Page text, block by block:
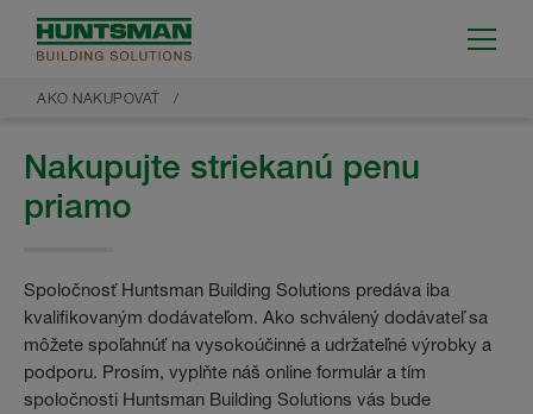
AKO NAKUPOVAŤ
Nakupujte striekanú penu
priamo
Spoločnosť Huntsman Building Solutions predáva iba
kvalifikovaným dodávateľom. Ako schválený dodávateľ sa
môžete spoľahnúť na vysokoúčinné a udržateľné výrobky a
podporu. Prosím, vyplňte náš online formulár a tím
spoločnosti Huntsman Building Solutions vás bude